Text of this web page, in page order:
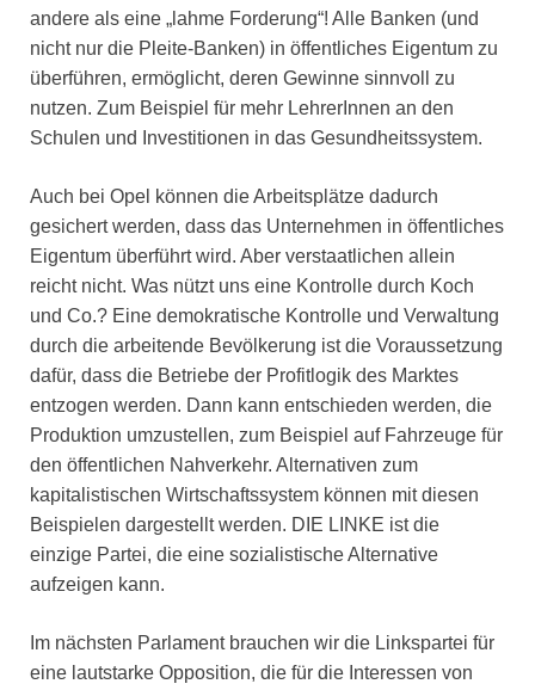
andere als eine „lahme Forderung“! Alle Banken (und
nicht nur die Pleite-Banken) in öffentliches Eigentum zu
überführen, ermöglicht, deren Gewinne sinnvoll zu
nutzen. Zum Beispiel für mehr LehrerInnen an den
Schulen und Investitionen in das Gesundheitssystem.
Auch bei Opel können die Arbeitsplätze dadurch
gesichert werden, dass das Unternehmen in öffentliches
Eigentum überführt wird. Aber verstaatlichen allein
reicht nicht. Was nützt uns eine Kontrolle durch Koch
und Co.? Eine demokratische Kontrolle und Verwaltung
durch die arbeitende Bevölkerung ist die Voraussetzung
dafür, dass die Betriebe der Profitlogik des Marktes
entzogen werden. Dann kann entschieden werden, die
Produktion umzustellen, zum Beispiel auf Fahrzeuge für
den öffentlichen Nahverkehr. Alternativen zum
kapitalistischen Wirtschaftssystem können mit diesen
Beispielen dargestellt werden. DIE LINKE ist die
einzige Partei, die eine sozialistische Alternative
aufzeigen kann.
Im nächsten Parlament brauchen wir die Linkspartei für
eine lautstarke Opposition, die für die Interessen von